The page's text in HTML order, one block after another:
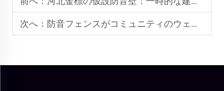
次へ： 防音フェンスがコミュニティのウェルビーイングをどのように支えるか